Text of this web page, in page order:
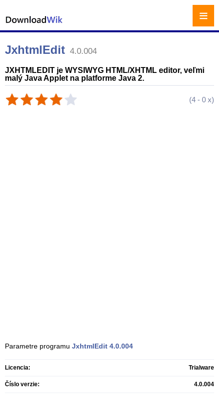
JxhtmlEdit 4.0.004
JXHTMLEDIT je WYSIWYG HTML/XHTML editor, veľmi
malý Java Applet na platforme Java 2.
(4 - 0 x)
Parametre programu JxhtmlEdit 4.0.004
Licencia: Trialware
Číslo verzie: 4.0.004
≡